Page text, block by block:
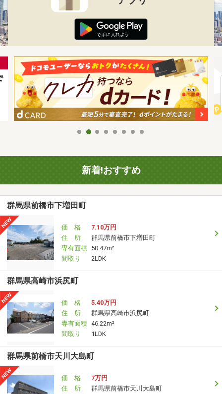
新着!おすすめ
群馬県前橋市下増田町
価 格
7.10万円
住 所
群馬県前橋市下増田町
専有面積 50.47m²
間取り
2LDK
群馬県高崎市浜尻町
価 格
5.40万円
住 所
群馬県高崎市浜尻町
専有面積 46.22m²
間取り
1LDK
群馬県前橋市天川大島町
価 格
7万円
住 所
群馬県前橋市天川大島町